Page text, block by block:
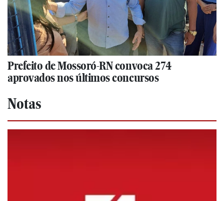
Prefeito de Mossoró-RN convoca 274
aprovados nos últimos concursos
Notas